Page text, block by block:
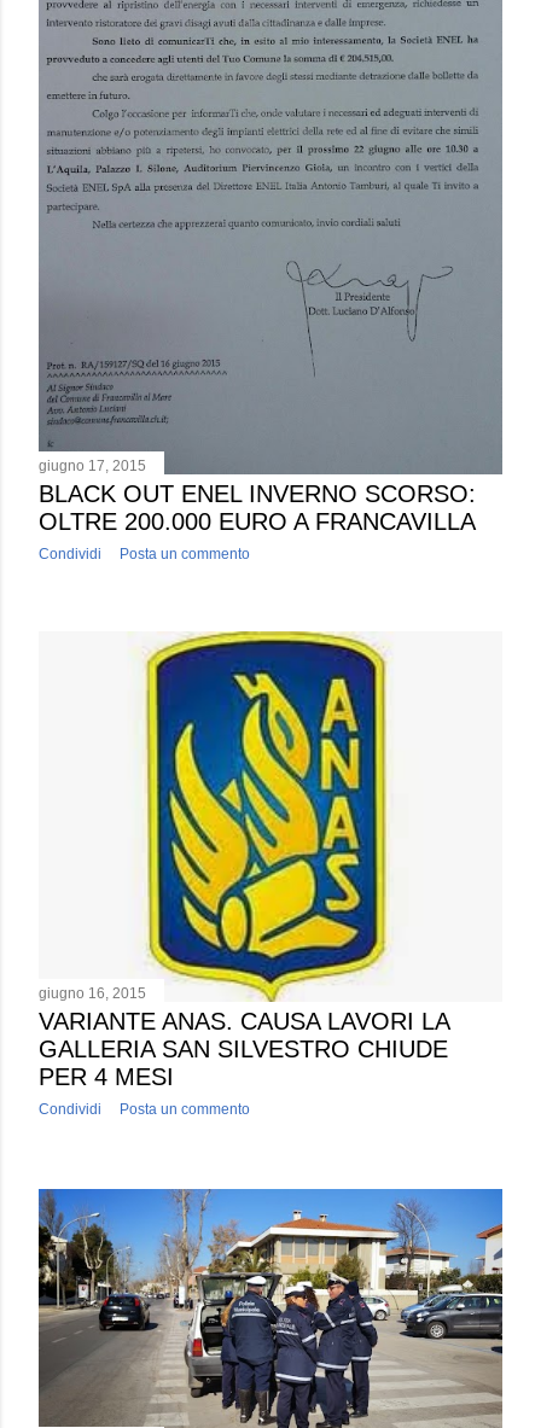
giugno 17, 2015
BLACK OUT ENEL INVERNO SCORSO:
OLTRE 200.000 EURO A FRANCAVILLA
Condividi Posta un commento
giugno 16, 2015
VARIANTE ANAS. CAUSA LAVORI LA
GALLERIA SAN SILVESTRO CHIUDE
PER 4 MESI
Condividi Posta un commento